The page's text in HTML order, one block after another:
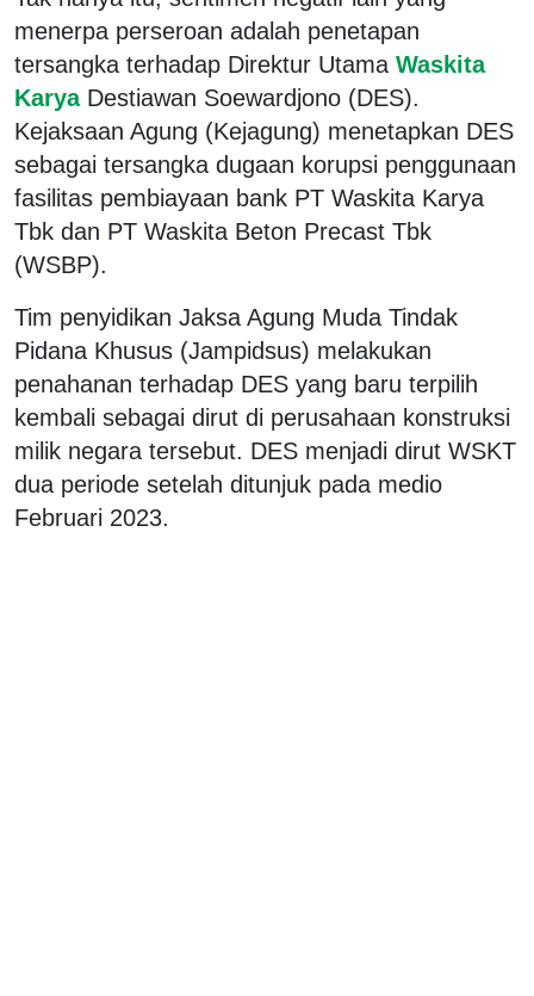
menerpa perseroan adalah penetapan
tersangka terhadap Direktur Utama Waskita
Karya Destiawan Soewardjono (DES).
Kejaksaan Agung (Kejagung) menetapkan DES
sebagai tersangka dugaan korupsi penggunaan
fasilitas pembiayaan bank PT Waskita Karya
Tbk dan PT Waskita Beton Precast Tbk
(WSBP).
Tim penyidikan Jaksa Agung Muda Tindak
Pidana Khusus (Jampidsus) melakukan
penahanan terhadap DES yang baru terpilih
kembali sebagai dirut di perusahaan konstruksi
milik negara tersebut. DES menjadi dirut WSKT
dua periode setelah ditunjuk pada medio
Februari 2023.